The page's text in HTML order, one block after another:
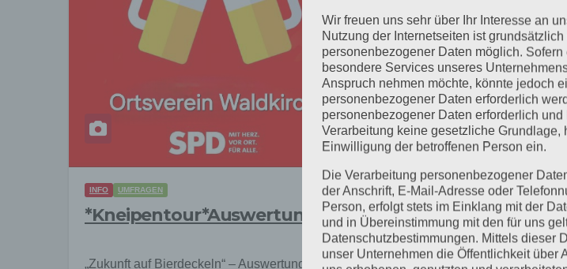
INFO UMFRAGEN
*Kneipentour*Auswertung
„Zukunft auf Bierdeckeln“ – Auswertung der
Wir freuen uns sehr über Ihr Interesse an
Nutzung der Internetseiten ist
personenbezogener Daten möglich.
besondere Services unseres
Anspruch nehmen möchte, könnte jedoch
personenbezogener Daten erforderlich
personenbezogener Daten erforderlich
Verarbeitung keine gesetzliche Grundlage,
Einwilligung der betroffenen Person ein.
Die Verarbeitung personenbezogener
der Anschrift, E-Mail-Adresse oder
Person, erfolgt stets im Einklang mit der
und in Übereinstimmung mit den für uns
Datenschutzbestimmungen. Mittels dieser
unser Unternehmen die Öffentlichkeit über